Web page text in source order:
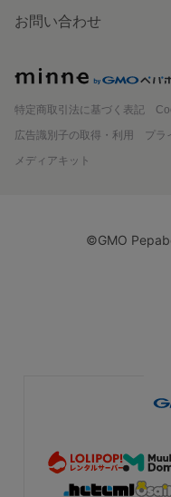
お問い合わせ
特定商取引法に基づく表記
広告識別子の取得・利用
プラ
メディアキット
©GMO